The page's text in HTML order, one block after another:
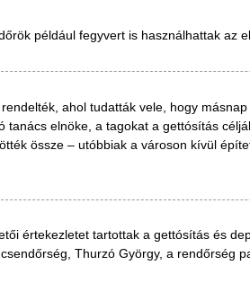
például fegyvert is használhattak az
ahol tudatták vele, hogy
elnöke, a tagokat a gettósítás
össze – utóbbiak a városon kívül
értekezletet tartottak a gettósítás és
Thurzó György, a rendőrség